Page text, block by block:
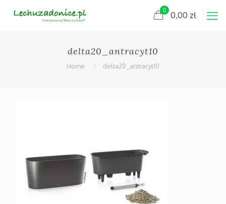
0 0,00 zł
delta20_antracyt10
Home delta20_antracyt10